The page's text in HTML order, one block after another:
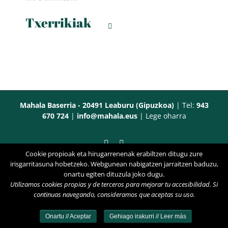
Txerrikiak
Mahala Baserria - 20491 Leaburu (Gipuzkoa)| Tel: 943
670 724| info@mahala.eus| Lege oharra
Facebook
Twitter
Cookie propioak eta hirugarrenenak erabiltzen ditugu zure
irisgarritasuna hobetzeko. Webgunean nabigatzen jarraitzen baduzu,
onartu egiten dituzula joko dugu.
Utilizamos cookies propias y de terceros para mejorar tu accesibilidad. Si
continuas navegando, consideramos que aceptas su uso.
Onartu // Aceptar Gehiago irakurri // Leer más